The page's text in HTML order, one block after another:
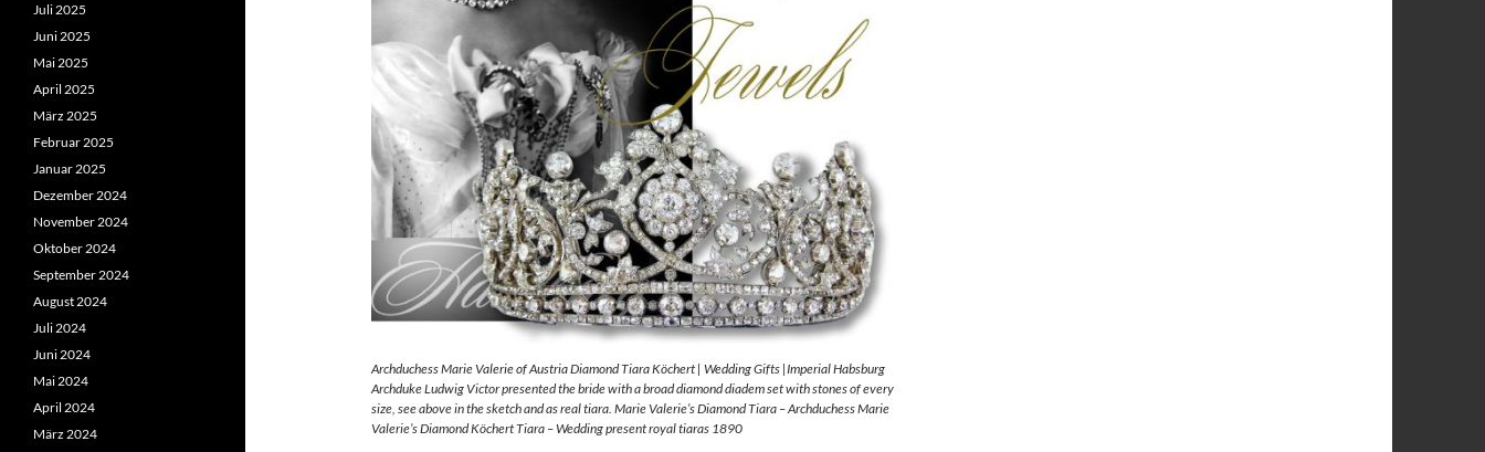
Archduchess Marie Valerie of Austria Diamond Tiara Köchert | Wedding Gifts |Imperial Habsburg
Archduke Ludwig Victor presented the bride with a broad diamond diadem set with stones of every
size, see above in the sketch and as real tiara. Marie Valerie’s Diamond Tiara – Archduchess Marie
Valerie’s Diamond Köchert Tiara – Wedding present royal tiaras 1890
Juli 2025
Juni 2025
Mai 2025
April 2025
März 2025
Februar 2025
Januar 2025
Dezember 2024
November 2024
Oktober 2024
September 2024
August 2024
Juli 2024
Juni 2024
Mai 2024
April 2024
März 2024